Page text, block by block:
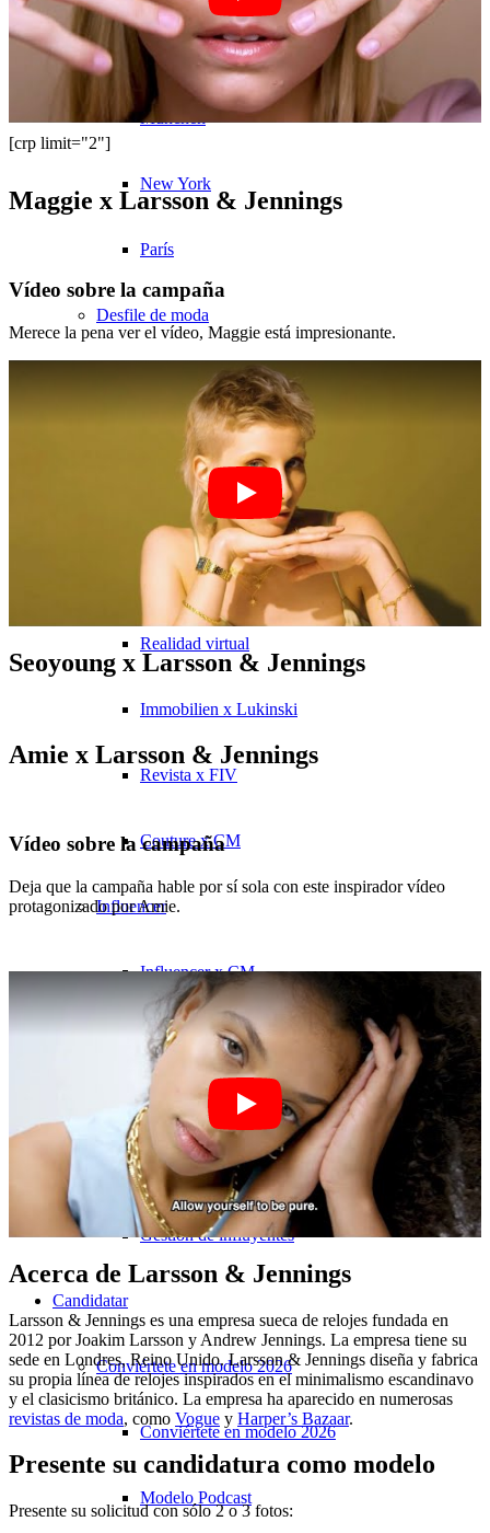
Milan
München
New York
París
Desfile de moda
Empleo y carrera profesional
Influencer x CM
Marketing x One
Realidad virtual
Immobilien x Lukinski
Revista x FIV
Couture x CM
Influencer
Influencer x CM
Influencer Agencia
Marketing de rendimiento
Marketing de Influencers
Gestión de influyentes
Candidatar
Conviértete en modelo 2026
Conviértete en modelo 2026
Modelo Podcast
[crp limit="2"]
Maggie x Larsson & Jennings
Vídeo sobre la campaña
Merece la pena ver el vídeo, Maggie está impresionante.
Seoyoung x Larsson & Jennings
Amie x Larsson & Jennings
Vídeo sobre la campaña
Deja que la campaña hable por sí sola con este inspirador vídeo
protagonizado por Amie.
Acerca de Larsson & Jennings
Larsson & Jennings es una empresa sueca de relojes fundada en
2012 por Joakim Larsson y Andrew Jennings. La empresa tiene su
sede en Londres, Reino Unido. Larsson & Jennings diseña y fabrica
su propia línea de relojes inspirados en el minimalismo escandinavo
y el clasicismo británico. La empresa ha aparecido en numerosas
revistas de moda, como Vogue y Harper’s Bazaar.
Presente su candidatura como modelo
Presente su solicitud con sólo 2 o 3 fotos: